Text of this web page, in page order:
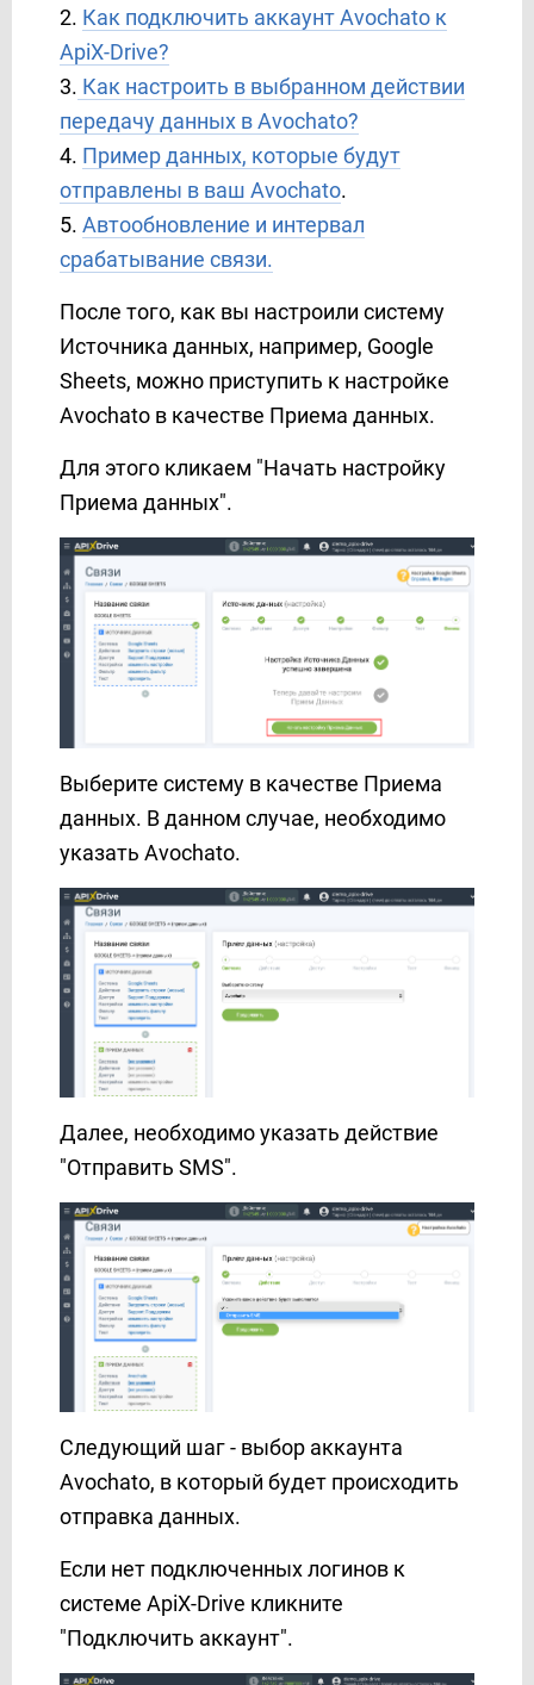
Constant Contact
ConvesioConvert
Copper
Corezoid
Creatio
Crove
D7 Networks
D7 SMS
Elastic Email
eSputnik
EVE.calls
ExpertSender
Facebook
Facebook Messenger
FeedBlitz
Feedgee
Freshworks
Gist
Google Analytics 4
Google BigQuery
Google Calendar
Google Contacts
Google Drive
Google Sheets
GoReminders
HelpCrunch
HubSpot
Hunter.io
iCloud
INBOX.LV
Infobip
Instagram
Intercom
Jira Service Management
Jira Software
JSON
2. Как подключить аккаунт Avochato к
ApiX-Drive?
3. Как настроить в выбранном действии
передачу данных в Avochato?
4. Пример данных, которые будут
отправлены в ваш Avochato.
5. Автообновление и интервал
срабатывание связи.
После того, как вы настроили систему
Источника данных, например, Google
Sheets, можно приступить к настройке
Avochato в качестве Приема данных.
Для этого кликаем "Начать настройку
Приема данных".
Выберите систему в качестве Приема
данных. В данном случае, необходимо
указать Avochato.
Далее, необходимо указать действие
"Отправить SMS".
Следующий шаг - выбор аккаунта
Avochato, в который будет происходить
отправка данных.
Если нет подключенных логинов к
системе ApiX-Drive кликните
"Подключить аккаунт".